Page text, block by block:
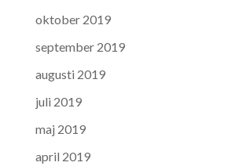
oktober 2019
september 2019
augusti 2019
juli 2019
maj 2019
april 2019